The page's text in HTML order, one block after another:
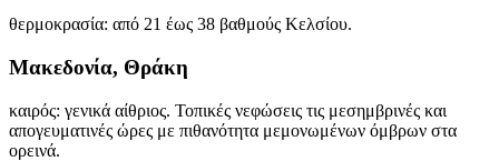
θερμοκρασία: από 21 έως 38 βαθμούς Κελσίου.
Μακεδονία, Θράκη
καιρός: γενικά αίθριος. Τοπικές νεφώσεις τις μεσημβρινές και
απογευματινές ώρες με πιθανότητα μεμονωμένων όμβρων στα
ορεινά.